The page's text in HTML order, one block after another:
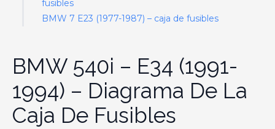
fusibles
BMW 7 E23 (1977-1987) – caja de fusibles
BMW 540i – E34 (1991-
1994) – Diagrama De La
Caja De Fusibles